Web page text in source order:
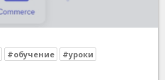
#обучение #уроки